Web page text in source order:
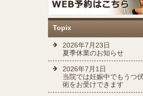
Topix
2026年7月23日
夏季休業のお知らせ
2026年7月1日
当院では妊娠中でもうつ
術をお受けできます